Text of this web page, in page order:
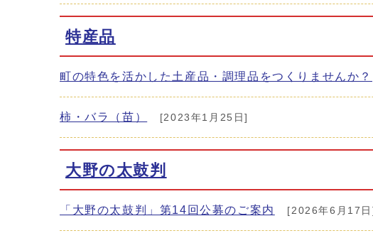
特産品
町の特色を活かした土産品・調理品をつくりませんか？
柿・バラ（苗） [2023年1月25日]
大野の太鼓判
「大野の太鼓判」第14回公募のご案内 [2026年6月17日